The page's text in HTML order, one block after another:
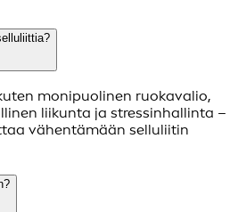
monipuolinen ruokavalio,
liikunta ja stressinhallinta –
vähentämään selluliitin